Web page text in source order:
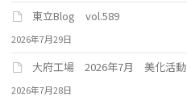
東立Blog vol.589
2026年7月29日
大府工場 2026年7月 美化活動
2026年7月28日